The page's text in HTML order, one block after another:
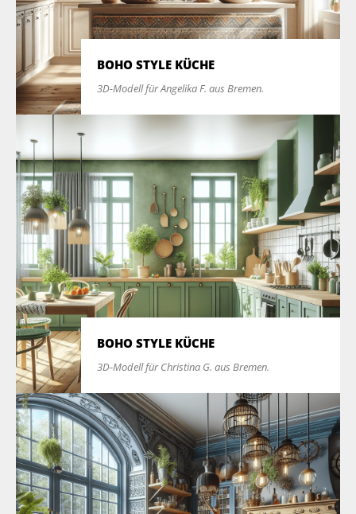
BOHO STYLE KÜCHE
3D-Modell für Angelika F. aus Bremen.
BOHO STYLE KÜCHE
3D-Modell für Christina G. aus Bremen.